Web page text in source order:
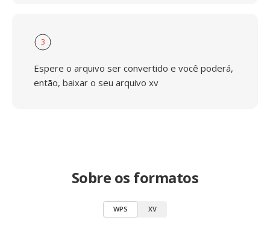
3
Espere o arquivo ser convertido e você poderá,
então, baixar o seu arquivo xv
Sobre os formatos
WPS XV